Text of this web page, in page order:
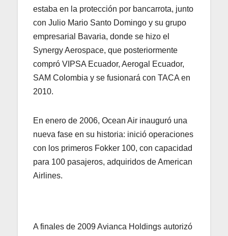
estaba en la protección por bancarrota, junto
con Julio Mario Santo Domingo y su grupo
empresarial Bavaria, donde se hizo el
Synergy Aerospace, que posteriormente
compró VIPSA Ecuador, Aerogal Ecuador,
SAM Colombia y se fusionará con TACA en
2010.
En enero de 2006, Ocean Air inauguró una
nueva fase en su historia: inició operaciones
con los primeros Fokker 100, con capacidad
para 100 pasajeros, adquiridos de American
Airlines.
A finales de 2009 Avianca Holdings autorizó